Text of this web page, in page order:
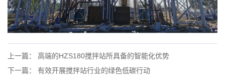
上一篇： 高端的HZS180搅拌站所具备的智能化优势
下一篇： 有效开展搅拌站行业的绿色低碳行动